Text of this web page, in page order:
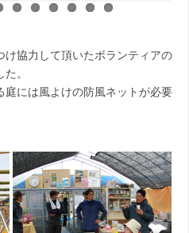
協力して頂いたボランティアの
。
庭には風よけの防風ネットが必要